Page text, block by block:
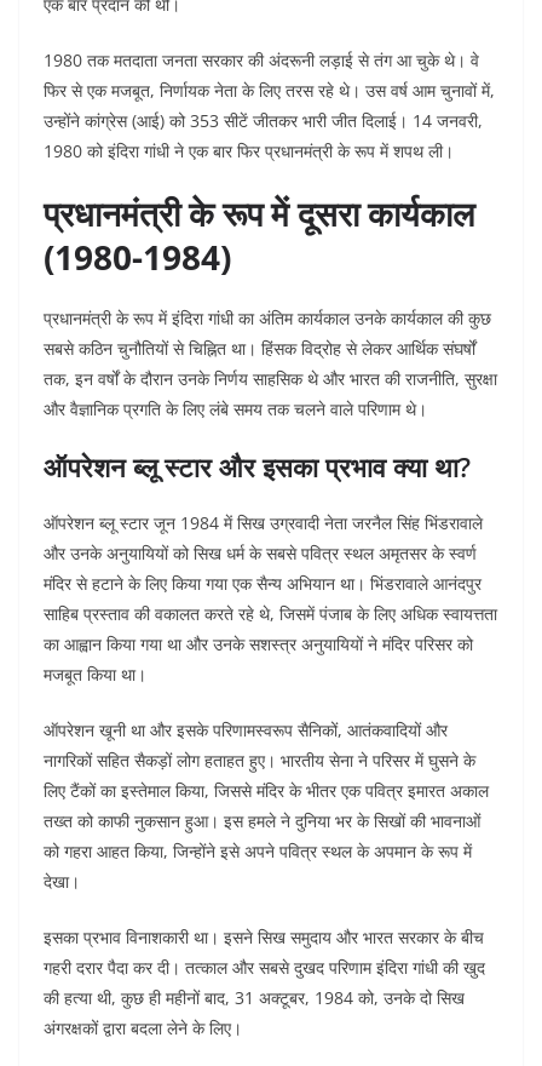
एक बार प्रदान की थी।
1980 तक मतदाता जनता सरकार की अंदरूनी लड़ाई से तंग आ चुके थे। वे
फिर से एक मजबूत, निर्णायक नेता के लिए तरस रहे थे। उस वर्ष आम चुनावों में,
उन्होंने कांग्रेस (आई) को 353 सीटें जीतकर भारी जीत दिलाई। 14 जनवरी,
1980 को इंदिरा गांधी ने एक बार फिर प्रधानमंत्री के रूप में शपथ ली।
प्रधानमंत्री के रूप में दूसरा कार्यकाल
(1980-1984)
प्रधानमंत्री के रूप में इंदिरा गांधी का अंतिम कार्यकाल उनके कार्यकाल की कुछ
सबसे कठिन चुनौतियों से चिह्नित था। हिंसक विद्रोह से लेकर आर्थिक संघर्षों
तक, इन वर्षों के दौरान उनके निर्णय साहसिक थे और भारत की राजनीति, सुरक्षा
और वैज्ञानिक प्रगति के लिए लंबे समय तक चलने वाले परिणाम थे।
ऑपरेशन ब्लू स्टार और इसका प्रभाव क्या था?
ऑपरेशन ब्लू स्टार जून 1984 में सिख उग्रवादी नेता जरनैल सिंह भिंडरावाले
और उनके अनुयायियों को सिख धर्म के सबसे पवित्र स्थल अमृतसर के स्वर्ण
मंदिर से हटाने के लिए किया गया एक सैन्य अभियान था। भिंडरावाले आनंदपुर
साहिब प्रस्ताव की वकालत करते रहे थे, जिसमें पंजाब के लिए अधिक स्वायत्तता
का आह्वान किया गया था और उनके सशस्त्र अनुयायियों ने मंदिर परिसर को
मजबूत किया था।
ऑपरेशन खूनी था और इसके परिणामस्वरूप सैनिकों, आतंकवादियों और
नागरिकों सहित सैकड़ों लोग हताहत हुए। भारतीय सेना ने परिसर में घुसने के
लिए टैंकों का इस्तेमाल किया, जिससे मंदिर के भीतर एक पवित्र इमारत अकाल
तख्त को काफी नुकसान हुआ। इस हमले ने दुनिया भर के सिखों की भावनाओं
को गहरा आहत किया, जिन्होंने इसे अपने पवित्र स्थल के अपमान के रूप में
देखा।
इसका प्रभाव विनाशकारी था। इसने सिख समुदाय और भारत सरकार के बीच
गहरी दरार पैदा कर दी। तत्काल और सबसे दुखद परिणाम इंदिरा गांधी की खुद
की हत्या थी, कुछ ही महीनों बाद, 31 अक्टूबर, 1984 को, उनके दो सिख
अंगरक्षकों द्वारा बदला लेने के लिए।